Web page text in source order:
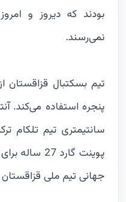
بودند که دیروز و
نمی‌رسند.
تیم بسکتبال قزاقستان
سانتیمتری تیم تلکام
پوینت گارد
جهانی تیم ملی